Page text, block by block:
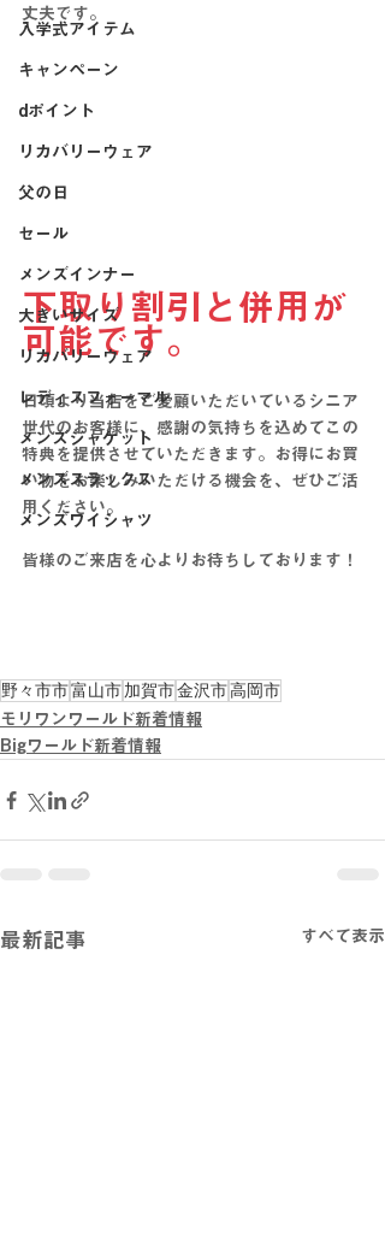
入学式アイテム
キャンペーン
dポイント
リカバリーウェア
父の日
セール
メンズインナー
大きいサイズ
リカバリーウェア
レディスフォーマル
メンズジャケット
メンズスラックス
メンズワイシャツ
丈夫です。
下取り割引と併用が
可能です。
日頃より当店をご愛顧いただいているシニア
世代のお客様に、感謝の気持ちを込めてこの
特典を提供させていただきます。お得にお買
い物をお楽しみいただける機会を、ぜひご活
用ください。
皆様のご来店を心よりお待ちしております！
野々市市富山市加賀市金沢市高岡市
モリワンワールド新着情報
Bigワールド新着情報
最新記事 すべて表示